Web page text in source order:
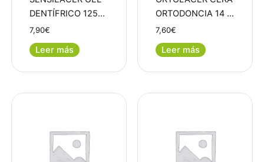
DENTÍFRICO 125…
7,90€
Leer más
ORTODONCIA 14 …
7,60€
Leer más